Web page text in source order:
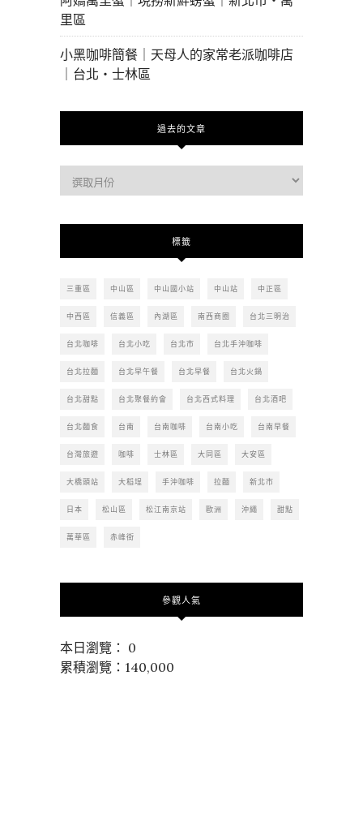
里區
小黑咖啡簡餐｜天母人的家常老派咖啡店
｜台北・士林區
過去的文章
去
標籤
三重區 中山區 中山國小站 中山站 中正區
中西區 信義區 內湖區 南西商圈 台北三明治
台北咖啡 台北小吃 台北市 台北手沖咖啡
台北拉麵 台北早午餐 台北早餐 台北火鍋
台北甜點 台北聚餐約會 台北西式料理 台北酒吧
台北麵食 台南 台南咖啡 台南小吃 台南早餐
台灣旅遊 咖啡 士林區 大同區 大安區
大橋頭站 大稻埕 手沖咖啡 拉麵 新北市
日本 松山區 松江南京站 歐洲 沖繩 甜點
萬華區 赤峰街
參觀人氣
本日瀏覽： 0
累積瀏覽：140,000